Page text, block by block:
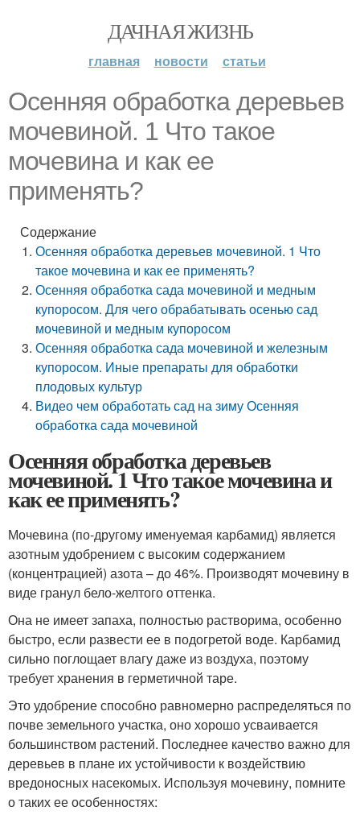
ДАЧНАЯ ЖИЗНЬ
главная новости статьи
Осенняя обработка деревьев
мочевиной. 1 Что такое
мочевина и как ее
применять?
Содержание
Осенняя обработка деревьев мочевиной. 1 Что
такое мочевина и как ее применять?
Осенняя обработка сада мочевиной и медным
купоросом. Для чего обрабатывать осенью сад
мочевиной и медным купоросом
Осенняя обработка сада мочевиной и железным
купоросом. Иные препараты для обработки
плодовых культур
Видео чем обработать сад на зиму Осенняя
обработка сада мочевиной
Осенняя обработка деревьев
мочевиной. 1 Что такое мочевина и
как ее применять?
Мочевина (по-другому именуемая карбамид) является
азотным удобрением с высоким содержанием
(концентрацией) азота – до 46%. Производят мочевину в
виде гранул бело-желтого оттенка.
Она не имеет запаха, полностью растворима, особенно
быстро, если развести ее в подогретой воде. Карбамид
сильно поглощает влагу даже из воздуха, поэтому
требует хранения в герметичной таре.
Это удобрение способно равномерно распределяться по
почве земельного участка, оно хорошо усваивается
большинством растений. Последнее качество важно для
деревьев в плане их устойчивости к воздействию
вредоносных насекомых. Используя мочевину, помните
о таких ее особенностях: